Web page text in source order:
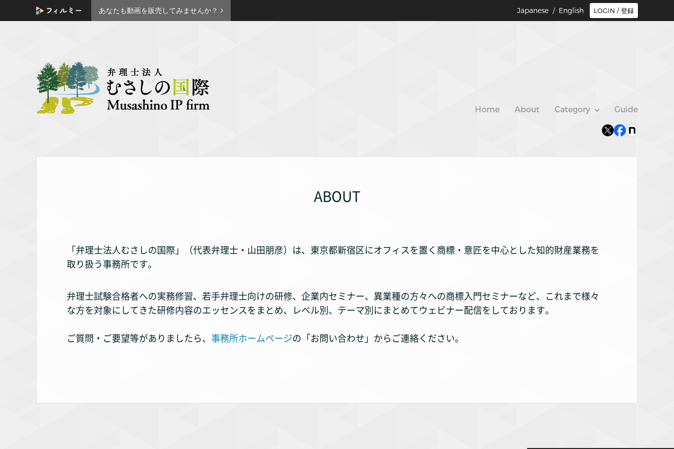
あなたも動画を販売してみませんか？ LOGIN / 登録
Japanese / English
Home About Category Guide
ABOUT
「弁理士法人むさしの国際」（代表弁理士・山田朋彦）は、東京都新宿区にオフィスを置く商標・意匠を中心とした知的財産業務を
取り扱う事務所です。
弁理士試験合格者への実務修習、若手弁理士向けの研修、企業内セミナー、異業種の方々への商標入門セミナーなど、これまで様々
な方を対象にしてきた研修内容のエッセンスをまとめ、レベル別、テーマ別にまとめてウェビナー配信をしております。
ご質問・ご要望等がありましたら、 事務所ホームページの「お問い合わせ」からご連絡ください。